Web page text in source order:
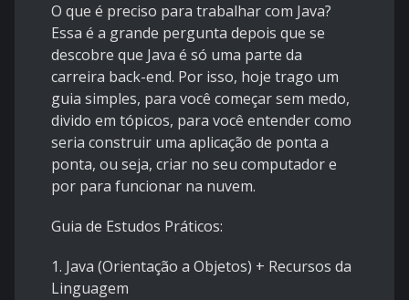
O que é preciso para trabalhar com Java?
Essa é a grande pergunta depois que se
descobre que Java é só uma parte da
carreira back-end. Por isso, hoje trago um
guia simples, para você começar sem medo,
divido em tópicos, para você entender como
seria construir uma aplicação de ponta a
ponta, ou seja, criar no seu computador e
por para funcionar na nuvem.
Guia de Estudos Práticos:
1. Java (Orientação a Objetos) + Recursos da
Linguagem